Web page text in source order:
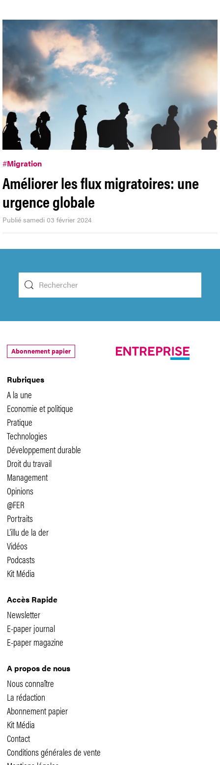
#Migration
Améliorer les flux migratoires: une
urgence globale
Publié samedi 03 février 2024
Rubriques
A la une
Economie et politique
Pratique
Technologies
Développement durable
Droit du travail
Management
Opinions
@FER
Portraits
L'illu de la der
Vidéos
Podcasts
Kit Média
Accès Rapide
Newsletter
E-paper journal
E-paper magazine
A propos de nous
Nous connaître
La rédaction
Abonnement papier
Kit Média
Contact
Conditions générales de vente
Abonnement papier